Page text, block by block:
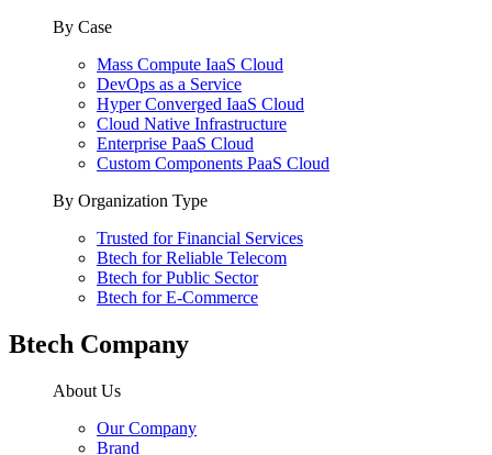
By Case
Mass Compute IaaS Cloud
DevOps as a Service
Hyper Converged IaaS Cloud
Cloud Native Infrastructure
Enterprise PaaS Cloud
Custom Components PaaS Cloud
By Organization Type
Trusted for Financial Services
Btech for Reliable Telecom
Btech for Public Sector
Btech for E-Commerce
Btech Company
About Us
Our Company
Brand